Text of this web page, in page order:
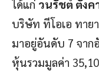
ได้แก่ วนรัชต์ ตั้ง
บริษัท ทีโอเอ ทาย
มาอยู่อันดับ 7 จาก
หุ้นรวมมูลค่า